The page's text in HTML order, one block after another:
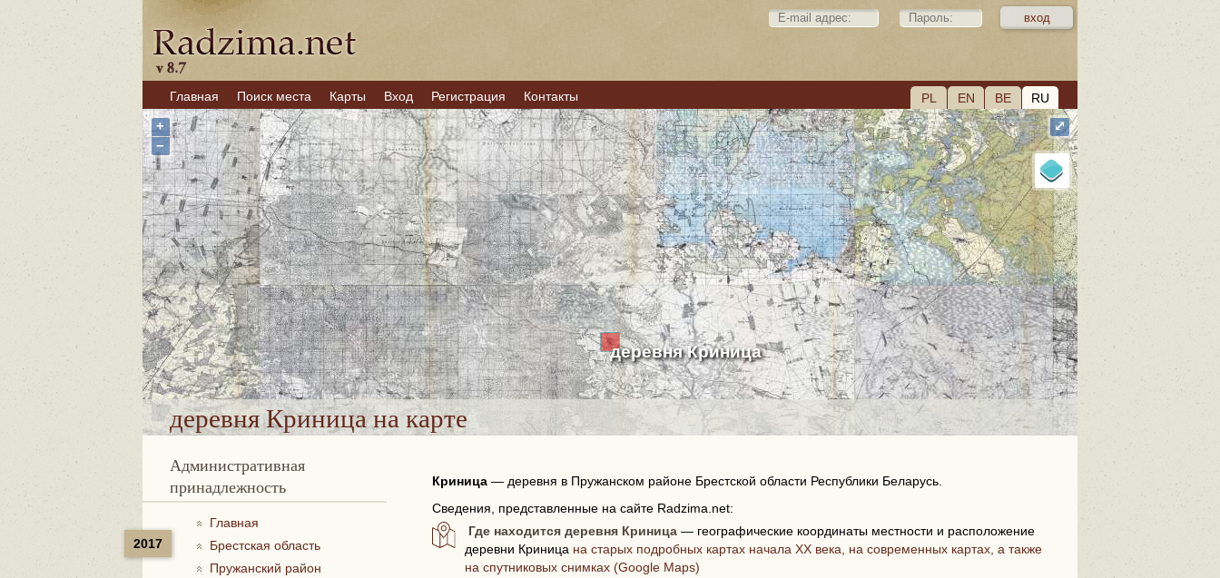
PL EN BE RU
Главная Поиск места Карты Вход Регистрация Контакты
деревня Криница
+
−
⤢
деревня Криницана карте
Административная
принадлежность
2017
Главная
Брестская область
Пружанский район
Криница— деревня в Пружанском районе Брестской области Республики Беларусь.
Сведения, представленные на сайте Radzima.net:
Где находится деревня Криница — географические координаты местности и расположение
деревни Криница на старых подробных картах начала XX века, на современных картах, а также
на спутниковых снимках (Google Maps)